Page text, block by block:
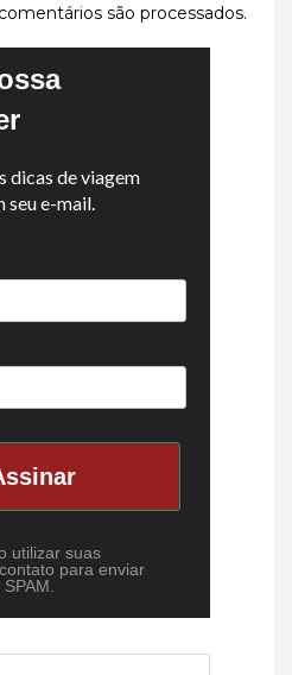
são processados.
dicas de viagem
seu e-mail.
utilizar suas
para enviar